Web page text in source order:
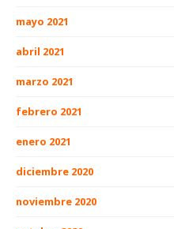
mayo 2021
abril 2021
marzo 2021
febrero 2021
enero 2021
diciembre 2020
noviembre 2020